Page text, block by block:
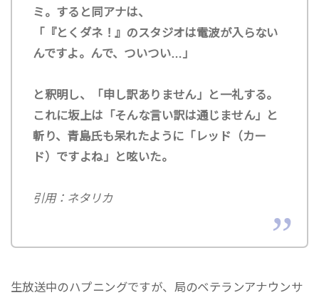
ミ。すると同アナは、
「『とくダネ！』のスタジオは電波が入らない
んですよ。んで、ついつい…」
と釈明し、「申し訳ありません」と一礼する。
これに坂上は「そんな言い訳は通じません」と
斬り、青島氏も呆れたように「レッド（カー
ド）ですよね」と呟いた。
引用：ネタリカ
生放送中のハプニングですが、局のベテランアナウンサ